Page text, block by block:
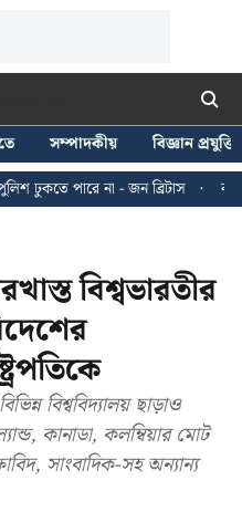
সম্পাদকীয়
বিজ্ঞান প্রযুক্তি
না - জন ব্রিটাস
কলকাতায় ২৪
বিশ্বভারতীর
বিশ্ববিদ্যালয় ছাড়াও
কানাডা, কলম্বিয়ার মোট
সাংবাদিক-সহ অন্যান্য